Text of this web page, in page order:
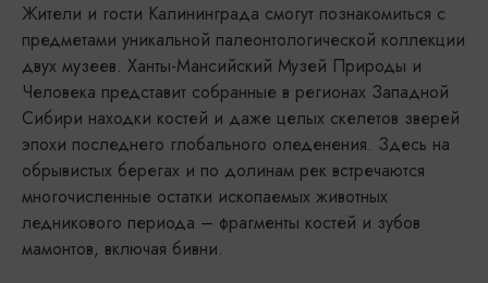
Жители и гости Калининграда смогут познакомиться с
предметами уникальной палеонтологической коллекции
двух музеев. Ханты-Мансийский Музей Природы и
Человека представит собранные в регионах Западной
Сибири находки костей и даже целых скелетов зверей
эпохи последнего глобального оледенения. Здесь на
обрывистых берегах и по долинам рек встречаются
многочисленные остатки ископаемых животных
ледникового периода – фрагменты костей и зубов
мамонтов, включая бивни.